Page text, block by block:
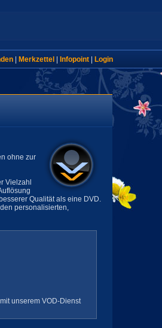
| Merkzettel Infopoint| Login
ohne zur
Vielzahl
Qualität als eine DVD.
personalisierten,
unserem VOD-Dienst